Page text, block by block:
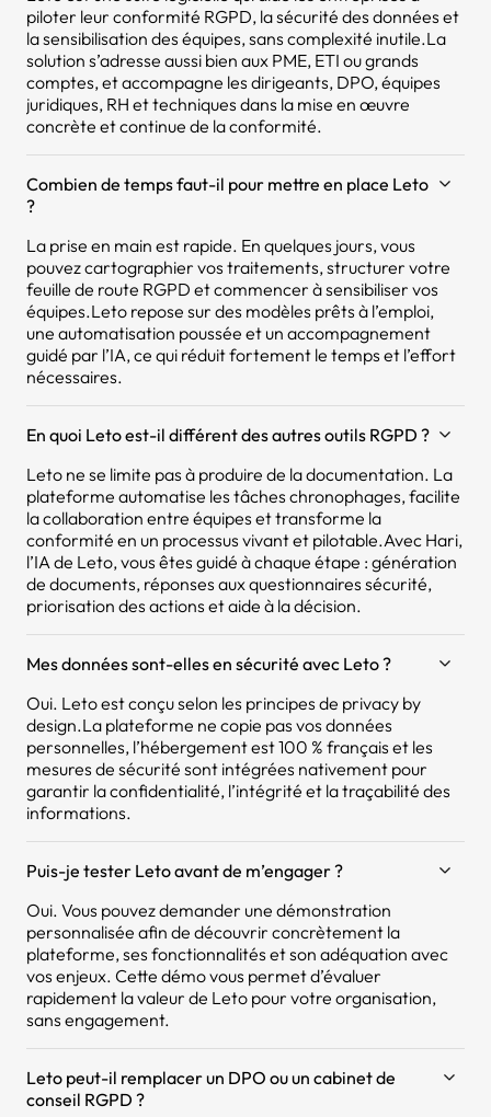
piloter leur conformité RGPD, la sécurité des données et
la sensibilisation des équipes, sans complexité inutile.La
solution s’adresse aussi bien aux PME, ETI ou grands
comptes, et accompagne les dirigeants, DPO, équipes
juridiques, RH et techniques dans la mise en œuvre
concrète et continue de la conformité.
Combien de temps faut-il pour mettre en place Leto
?
La prise en main est rapide. En quelques jours, vous
pouvez cartographier vos traitements, structurer votre
feuille de route RGPD et commencer à sensibiliser vos
équipes.Leto repose sur des modèles prêts à l’emploi,
une automatisation poussée et un accompagnement
guidé par l’IA, ce qui réduit fortement le temps et l’effort
nécessaires.
En quoi Leto est-il différent des autres outils RGPD ?
Leto ne se limite pas à produire de la documentation. La
plateforme automatise les tâches chronophages, facilite
la collaboration entre équipes et transforme la
conformité en un processus vivant et pilotable.Avec Hari,
l’IA de Leto, vous êtes guidé à chaque étape : génération
de documents, réponses aux questionnaires sécurité,
priorisation des actions et aide à la décision.
Mes données sont-elles en sécurité avec Leto ?
Oui. Leto est conçu selon les principes de privacy by
design.La plateforme ne copie pas vos données
personnelles, l’hébergement est 100 % français et les
mesures de sécurité sont intégrées nativement pour
garantir la confidentialité, l’intégrité et la traçabilité des
informations.
Puis-je tester Leto avant de m’engager ?
Oui. Vous pouvez demander une démonstration
personnalisée afin de découvrir concrètement la
plateforme, ses fonctionnalités et son adéquation avec
vos enjeux. Cette démo vous permet d’évaluer
rapidement la valeur de Leto pour votre organisation,
sans engagement.
Leto peut-il remplacer un DPO ou un cabinet de
conseil RGPD ?